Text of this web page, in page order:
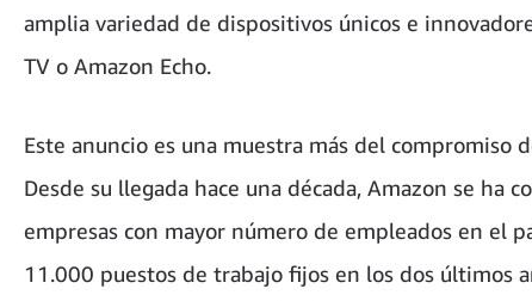
amplia variedad de dispositivos únicos e
TV o Amazon Echo.
Este anuncio es una muestra más del compromiso
Desde su llegada hace una década, Amazon se ha
empresas con mayor número de empleados en el
11.000 puestos de trabajo fijos en los dos últimos